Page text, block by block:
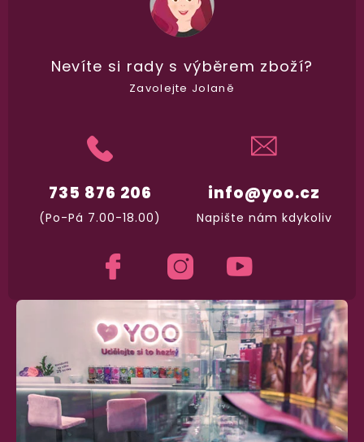
info@yoo.cz
Napište nám kdykoliv
735 876 206
(Po-Pá 7.00-18.00)
Nevíte si rady s výběrem zboží?
Zavolejte Jolaně